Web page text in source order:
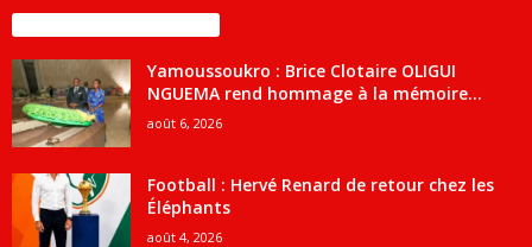
Yamoussoukro : Brice Clotaire OLIGUI
NGUEMA rend hommage à la mémoire...
août 6, 2026
Football : Hervé Renard de retour chez les
Éléphants
août 4, 2026